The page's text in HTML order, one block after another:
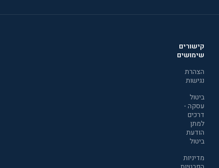
קישורים
שימושים
הצהרת
נגישות
ביטול
עסקה -
דרכים
למתן
הודעת
ביטול
מדיניות